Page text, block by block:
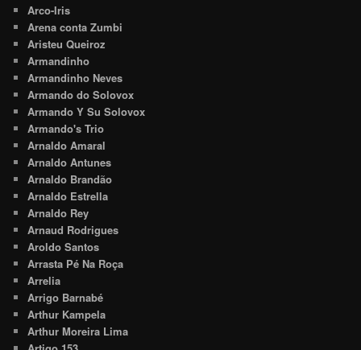
Arco-Iris
Arena conta Zumbi
Aristeu Queiroz
Armandinho
Armandinho Neves
Armando do Solovox
Armando Y Su Solovox
Armando's Trio
Arnaldo Amaral
Arnaldo Antunes
Arnaldo Brandão
Arnaldo Estrella
Arnaldo Rey
Arnaud Rodrigues
Aroldo Santos
Arrasta Pé Na Roça
Arrelia
Arrigo Barnabé
Arthur Kampela
Arthur Moreira Lima